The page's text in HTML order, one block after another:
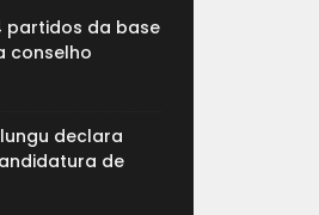
partidos da base
conselho
declara
de